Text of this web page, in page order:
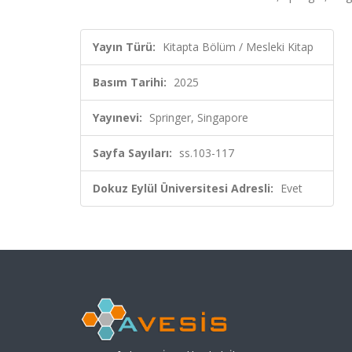
Yayın Türü: Kitapta Bölüm / Mesleki Kitap
Basım Tarihi: 2025
Yayınevi: Springer, Singapore
Sayfa Sayıları: ss.103-117
Dokuz Eylül Üniversitesi Adresli: Evet